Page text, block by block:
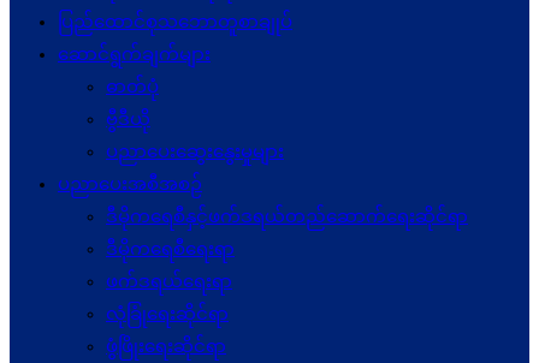
ပြည်ထောင်စုသဘောတူစာချုပ်
ဆောင်ရွက်ချက်များ
ဓာတ်ပုံ
ဗွီဒီယို
ပညာပေးဆွေးနွေးမှုများ
ပညာပေးအစီအစဉ်
ဒီမိုကရေစီနှင့်ဖက်ဒရယ်တည်ဆောက်ရေးဆိုင်ရာ
ဒီမိုကရေစီရေးရာ
ဖက်ဒရယ်ရေးရာ
လုံခြုံရေးဆိုင်ရာ
ဖွံဖြိုးရေးဆိုင်ရာ